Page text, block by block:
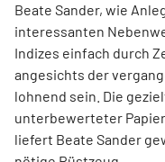
Beate Sander, wie
interessanten
Indizes einfach durch
angesichts der
lohnend sein. Die
unterbewerteter
liefert Beate Sander